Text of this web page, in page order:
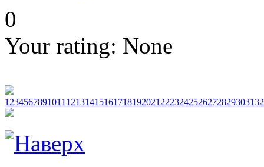
0
Your rating: None
1 234567891011 12131415161718192021 2223242526272829303132